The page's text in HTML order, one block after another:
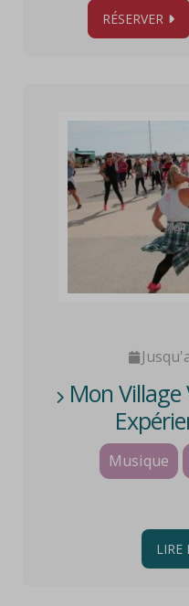
RÉSERVER
Mon Village
Musique
LIRE